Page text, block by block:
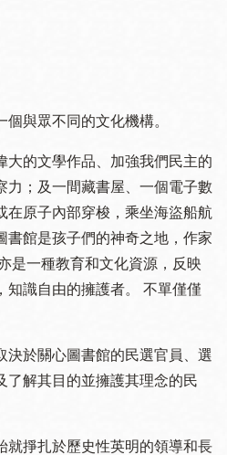
與眾不同的文化機構。
大的文學作品、加強我們民主的
力；及一間藏書屋、一個電子數
在原子內部穿梭，乘坐海盜船航
書館是孩子們的神奇之地，作家
是一種教育和文化資源，反映
知識自由的擁護者。 不單僅僅
決於關心圖書館的民選官員、選
了解其目的並擁護其理念的民
就掙扎於歷史性英明的領導和長